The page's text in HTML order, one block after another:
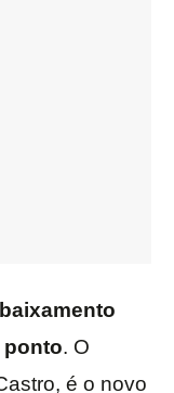
ponto. O
é o novo